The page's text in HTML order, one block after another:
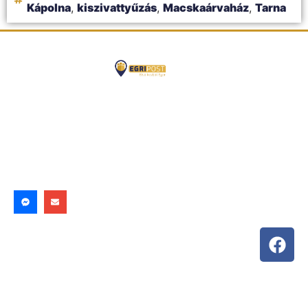
Kápolna, kiszivattyűzás, Macskaárvaház, Tarna